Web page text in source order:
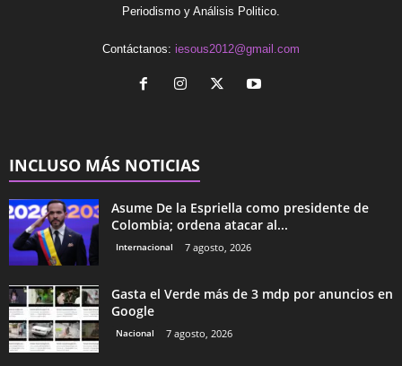
Periodismo y Análisis Politico.
Contáctanos: iesous2012@gmail.com
INCLUSO MÁS NOTICIAS
Asume De la Espriella como presidente de
Colombia; ordena atacar al...
Internacional 7 agosto, 2026
Gasta el Verde más de 3 mdp por anuncios en
Google
Nacional 7 agosto, 2026